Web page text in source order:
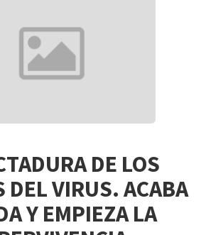
DE LOS
DEL VIRUS. ACABA
Y EMPIEZA LA